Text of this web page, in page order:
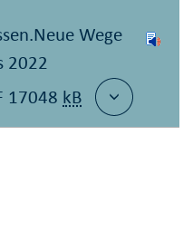
Wege
2022
17048 kB